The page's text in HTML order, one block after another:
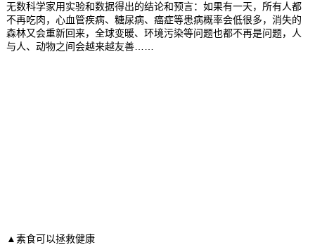
无数科学家用实验和数据得出的结论和预言：如果有一天，所有人都
不再吃肉，心血管疾病、糖尿病、癌症等患病概率会低很多，消失的
森林又会重新回来，全球变暖、环境污染等问题也都不再是问题，人
与人、动物之间会越来越友善……
▲素食可以拯救健康